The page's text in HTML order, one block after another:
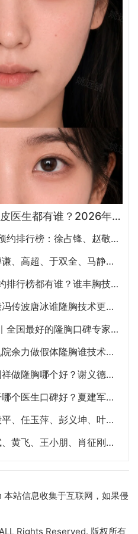
2026年西安知名的双眼皮医生都有谁？2026年西安双眼皮专家预约排行榜大全
2026年深圳丰胸专家十大预约排行榜：徐占锋、赵敬国、刘月更、罗志敏、廖祥钧、唐新辉谁隆胸技术好
北京丰胸专家林彪斌、王博谦、高超、于双全、马静谁做隆胸效果更好?
2026广州隆胸专家十大预约排行榜都有谁？谁丰胸技术好？
广州丰胸专家刘杰伟罗盛康冯传波唐冰谁隆胸技术更好？
2026年靠谱隆胸医生推荐｜全国最好的隆胸口碑专家汇总
北京八大处穆大力和上海九院余力做假体隆胸谁技术更好？
福州丰胸专家谢义德和郭国祥做隆胸哪个好？谢义德和郭国祥丰胸预约电话
南京假体隆胸夏建军和沈干哪个医生口碑好？夏建军沈干隆胸咨询预约电话
武汉隆胸哪个医生好？吴毅平、任玉萍、彭义坤、叶子荣、葛海辉隆胸谁技术最好？
长沙隆胸医生文婷、林彪斌、黄飞、王小朋、肖征刚谁隆胸技术好？
站信息收集于互联网，如果侵
Rights Reserved. 版权所有